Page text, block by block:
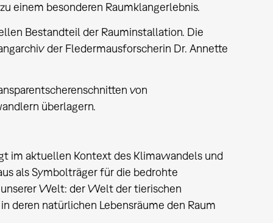
einem besonderen Raumklangerlebnis.
Bestandteil der Rauminstallation. Die
der Fledermausforscherin Dr. Annette
von
überlagern.
im aktuellen Kontext des Klimawandels und
als Symbolträger für die bedrohte
Welt: der Welt der tierischen
deren natürlichen Lebensräume den Raum